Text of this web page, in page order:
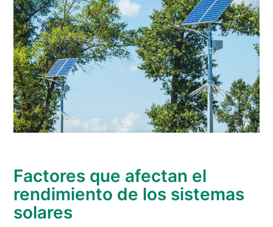
Factores que afectan el
rendimiento de los sistemas
solares